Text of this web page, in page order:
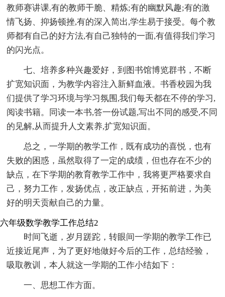
教师赛讲课,有的教师干脆、精炼;有的幽默风趣;有的激
情飞扬、抑扬顿挫,有的深入简出,学生易于接受。每个教
师都有自己的好方法,有自己独特的一面,有值得我们学习
的闪光点。
七、培养多种兴趣爱好，到图书馆博览群书，不断
扩宽知识面，为教学内容注入新鲜血液。书香校园为我
们提供了学习环境与学习氛围,我们每天都在不停的学习,
阅读书籍。同读一本书,答一份试题,写出不同的感受,不同
的见解,从而提升人文素养,扩宽知识面。
总之，一学期的教学工作，既有成功的喜悦，也有
失败的困惑，虽然取得了一定的成绩，但也存在不少的
缺点，在下学期的教育教学工作中，我将更严格要求自
己，努力工作，发扬优点，改正缺点，开拓前进，为美
好的明天贡献自己的力量。
六年级数学教学工作总结2
时间飞逝，岁月蹉跎，转眼间一学期的教学工作已
近接近尾声，为了更好地做好今后的工作，总结经验，
吸取教训，本人就这一学期的工作小结如下：
一、思想工作方面。